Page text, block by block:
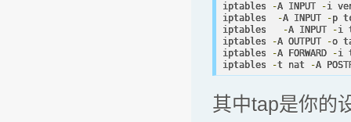
iptables -A INPUT -i
iptables
-A INPUT -p
iptables
-A INPUT -i
iptables
-A OUTPUT -o
iptables
-A FORWARD -i
iptables
-t nat -A
其中tap是你的